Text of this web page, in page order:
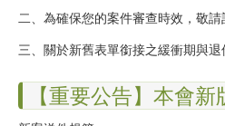
二、為確保您的案件審查時效，敬
三、關於新舊表單銜接之緩衝期與退
【重要公告】本會